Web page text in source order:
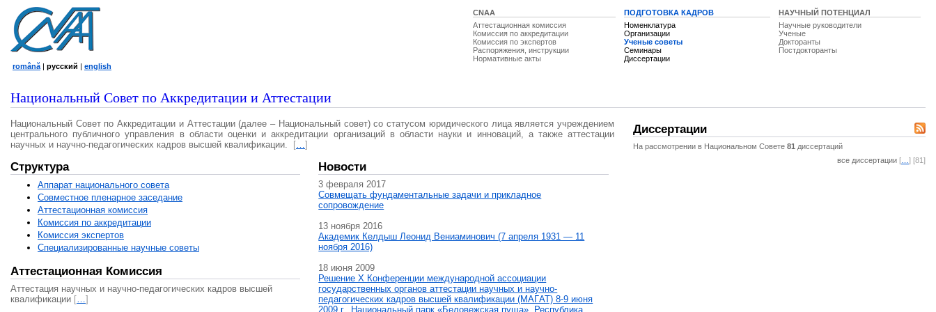
CNAA
Аттестационная комиссия
Комиссия по аккредитации
Комиссия по экспертов
Распоряжения, инструкции
Нормативные акты
ПОДГОТОВКА КАДРОВ
Номенклатура
Организации
Ученые советы
Семинары
Диссертации
НАУЧНЫЙ ПОТЕНЦИАЛ
Научные руководители
Ученые
Докторанты
Постдокторанты
română | русский | english
Национальный Совет по Аккредитации и Аттестации
Национальный Совет по Аккредитации и Аттестации (далее – Национальный совет) со статусом юридического лица является учреждением
центрального публичного управления в области оценки и аккредитации организаций в области науки и инноваций, а также аттестации
научных и научно-педагогических кадров высшей квалификации.
[…]
Структура
Аппарат национального совета
Совместное пленарное заседание
Аттестационная комисcия
Комиссия по аккредитации
Комиссия экспертов
Специализированные научные советы
Аттестационная Комиссия
Аттестация научных и научно-педагогических кадров высшей
квалификации […]
Новости
3 февраля 2017
Совмещать фундаментальные задачи и прикладное
сопровождение
13 ноября 2016
Академик Келдыш Леонид Вениаминович (7 апреля 1931 — 11
ноября 2016)
18 июня 2009
Решение X Конференции международной ассоциации
государственных органов аттестации научных и научно-
педагогических кадров высшей квалификации (МАГAT) 8-9 июня
2009 г., Национальный парк «Беловежская пуща», Республика
Диссертации
На рассмотрении в Национальном Совете 81 диссертаций
все диссертации [ ] [81]